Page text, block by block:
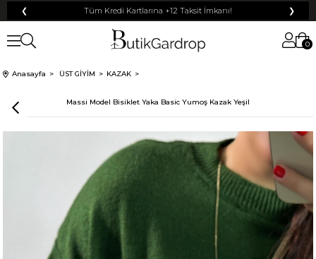
❮ Tüm Kredi Kartlarına +12 Taksit İmkanı! ❯
0
Anasayfa ÜST GİYİM KAZAK
Massi Model Bisiklet Yaka Basic Yumoş Kazak Yeşil